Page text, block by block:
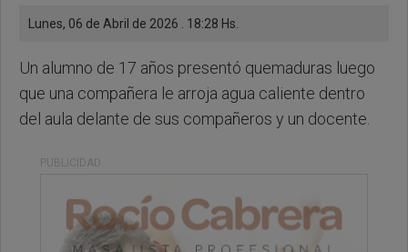
Lunes, 06 de Abril de 2026 . 18:28 Hs.
Un alumno de 17 años presentó quemaduras luego
que una compañera le arroja agua caliente dentro
del aula delante de sus compañeros y un docente.
PUBLICIDAD